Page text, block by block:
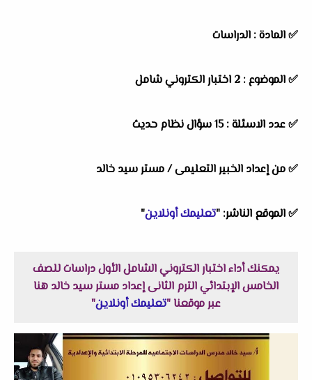
✅ المادة : الدراسات
✅ الموضوع : 2 اختبار الكتروني شامل
✅ عدد الاسئلة : 15 سؤال نظام حديث
✅ من إعداد الخبير التعليمى / مستر سيد خالد
✅ الموقع الناشر: "تعليمك أونلاين"
يمكنك أداء اختبار الكتروني الشامل الأول دراسات للصف
الخامس الإبتدائي الترم الثانى إعداد مستر سيد خالد هنا
عبر موقعنا "تعليمك أونلاين"